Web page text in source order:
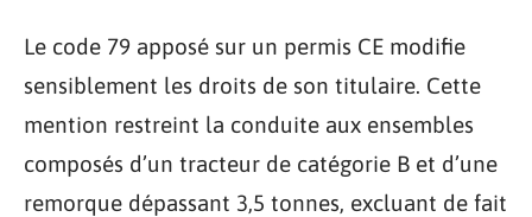
Le code 79 apposé sur un permis CE modifie
sensiblement les droits de son titulaire. Cette
mention restreint la conduite aux ensembles
composés d’un tracteur de catégorie B et d’une
remorque dépassant 3,5 tonnes, excluant de fait